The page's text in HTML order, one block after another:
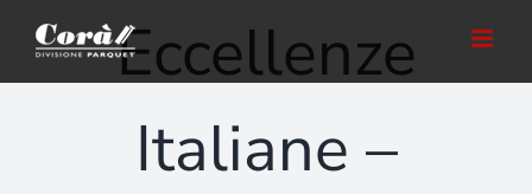
contenuto Eccellenze
Italiane –